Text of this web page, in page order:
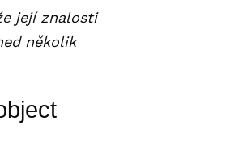
její znalosti
několik